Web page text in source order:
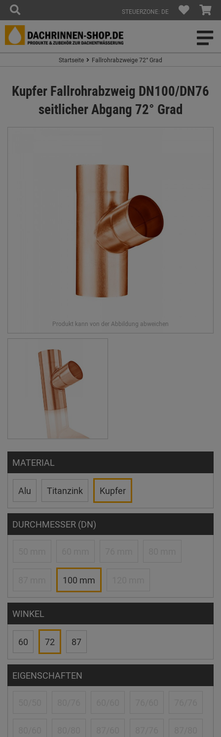
STEUERZONE: DE
Startseite Fallrohrabzweige 72° Grad
Kupfer Fallrohrabzweig DN100/DN76
seitlicher Abgang 72° Grad
MATERIAL
Alu Titanzink Kupfer
DURCHMESSER (DN)
100 mm
WINKEL
60 72 87
EIGENSCHAFTEN